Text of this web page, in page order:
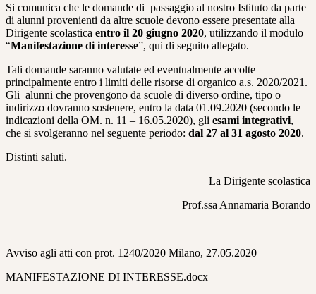
Si comunica che le domande di passaggio al nostro Istituto da parte
di alunni provenienti da altre scuole devono essere presentate alla
Dirigente scolastica entro il 20 giugno 2020, utilizzando il modulo
“Manifestazione di interesse”, qui di seguito allegato.
Tali domande saranno valutate ed eventualmente accolte
principalmente entro i limiti delle risorse di organico a.s. 2020/2021.
Gli alunni che provengono da scuole di diverso ordine, tipo o
indirizzo dovranno sostenere, entro la data 01.09.2020 (secondo le
indicazioni della OM. n. 11 – 16.05.2020), gli esami integrativi,
che si svolgeranno nel seguente periodo: dal 27 al 31 agosto 2020.
Distinti saluti.
La Dirigente scolastica
Prof.ssa Annamaria Borando
Avviso agli atti con prot. 1240/2020 Milano, 27.05.2020
MANIFESTAZIONE DI INTERESSE.docx